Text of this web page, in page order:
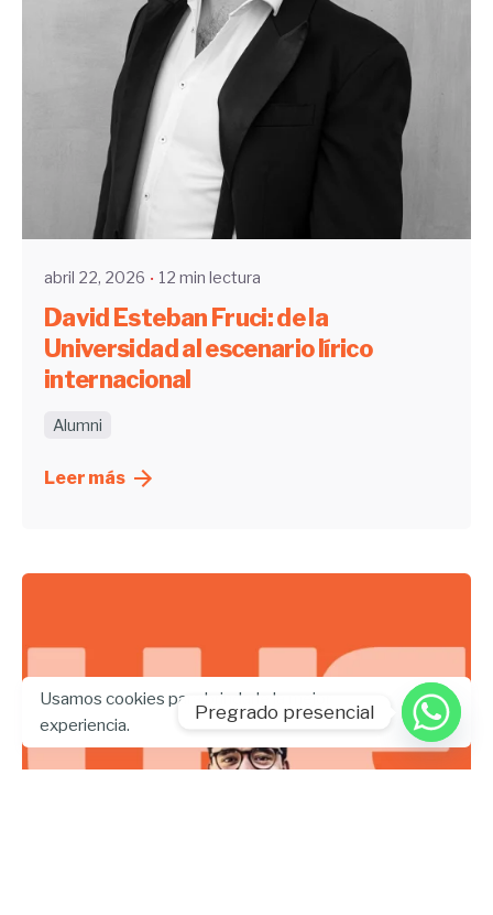
Enviado por
UHE
abril 22, 2026 12 min lectura
David Esteban Fruci: de la
Universidad al escenario lírico
internacional
Alumni
Leer más
Usamos cookies para brindarle la mejor
experiencia.
Pregrado presencial